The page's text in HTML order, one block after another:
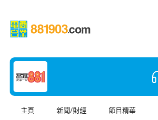
主頁 新聞/財經 節目精華